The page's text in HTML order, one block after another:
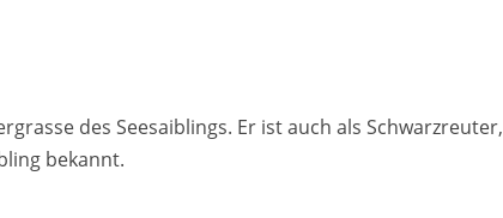
des Seesaiblings. Er ist auch als Schwarzreuter,
bekannt.